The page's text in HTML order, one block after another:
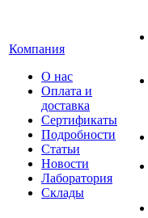
Компания
О нас
Оплата и
доставка
Сертификаты
Подробности
Статьи
Новости
Лаборатория
Склады